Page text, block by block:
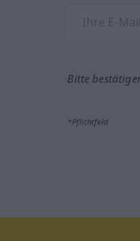
Bitte
*Pflichtfeld